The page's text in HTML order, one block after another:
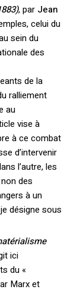
, par Jean
celui du
sein du
des
de la
ralliement
au
vise à
à ce combat
d’intervenir
l’autre, les
des
à un
désigne sous
ici
du «
Marx et